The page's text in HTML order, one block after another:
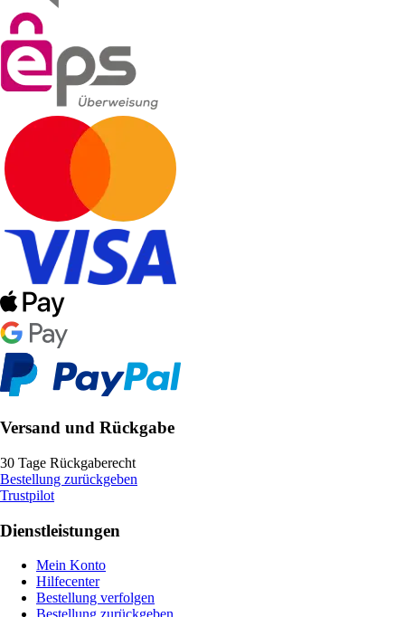
Versand und Rückgabe
30 Tage Rückgaberecht
Bestellung zurückgeben
Trustpilot
Dienstleistungen
Mein Konto
Hilfecenter
Bestellung verfolgen